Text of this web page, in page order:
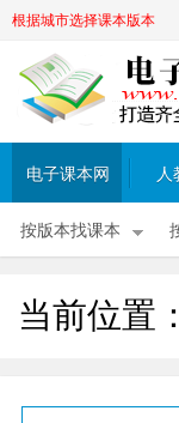
根据城市选择课本版本
电子课本网 人
按版本找课本
当前位置：